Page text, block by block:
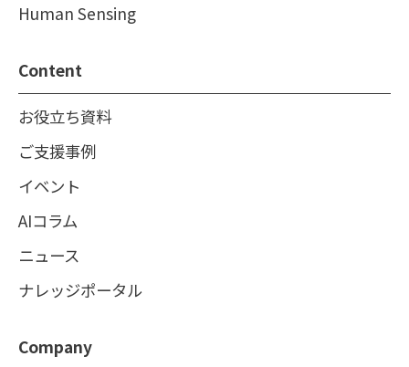
Human Sensing
Content
お役立ち資料
ご支援事例
イベント
AIコラム
ニュース
ナレッジポータル
Company